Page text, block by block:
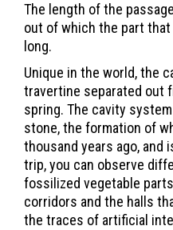
The length of the
out of which the part
long.
Unique in the world, the
travertine separated out
spring. The cavity
stone, the formation of
thousand years ago, and
trip, you can observe
fossilized vegetable
corridors and the halls
the traces of artificial